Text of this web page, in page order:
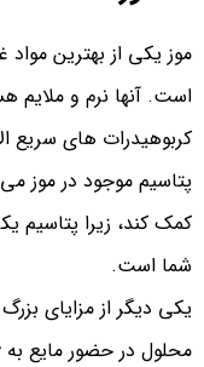
موز یکی از بهترین
است. آنها نرم و ملایم
کربوهیدرات های سریع
پتاسیم موجود در موز می
کمک کند، زیرا پتاسیم
شما است.
یکی دیگر از مزایای
محلول در حضور مایع به